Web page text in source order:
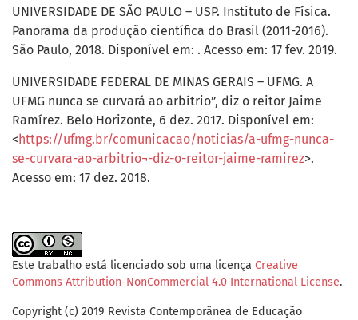
UNIVERSIDADE DE SÃO PAULO – USP. Instituto de Física.
Panorama da produção científica do Brasil (2011-2016).
São Paulo, 2018. Disponível em: . Acesso em: 17 fev. 2019.
UNIVERSIDADE FEDERAL DE MINAS GERAIS – UFMG. A
UFMG nunca se curvará ao arbítrio”, diz o reitor Jaime
Ramírez. Belo Horizonte, 6 dez. 2017. Disponível em:
< https://ufmg.br/comunicacao/noticias/a-ufmg-nunca-
se-curvara-ao-arbitrio¬-diz-o-reitor-jaime-ramirez>.
Acesso em: 17 dez. 2018.
Este trabalho está licenciado sob uma licença Creative
Commons Attribution-NonCommercial 4.0 International License.
Copyright (c) 2019 Revista Contemporânea de Educação